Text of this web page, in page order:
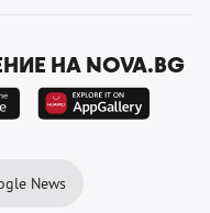
НА NOVA.BG
News